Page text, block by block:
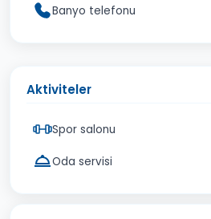
Banyo telefonu
Aktiviteler
Spor salonu
Oda servisi